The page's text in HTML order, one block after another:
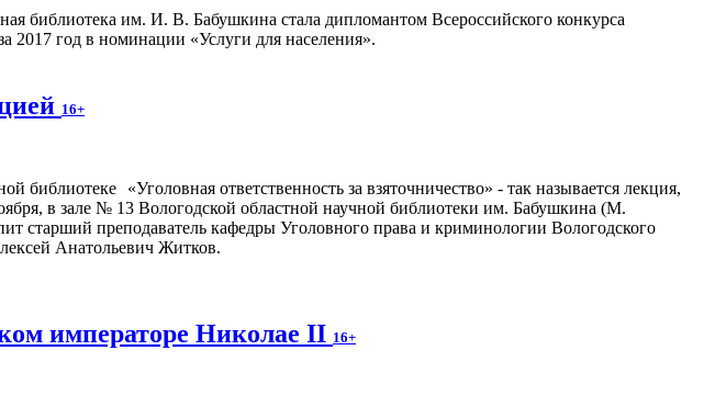
библиотека им. И. В. Бабушкина стала дипломантом Всероссийского конкурса
2017 год в номинации «Услуги для населения».
16+
«Уголовная ответственность за взяточничество» - так называется лекция,
в зале № 13 Вологодской областной научной библиотеки им. Бабушкина (М.
старший преподаватель кафедры Уголовного права и криминологии Вологодского
Анатольевич Житков.
императоре Николае II 16+